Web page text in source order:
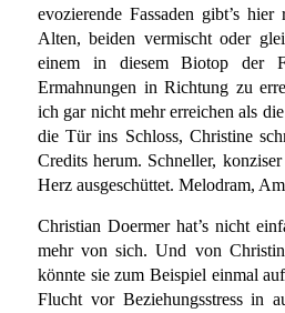
evozierende Fassaden gibt’s
Alten, beiden vermischt oder
einem in diesem Biotop der
Ermahnungen in Richtung zu
ich gar nicht mehr erreichen als
die Tür ins Schloss, Christine
Credits herum. Schneller,
Herz ausgeschüttet. Melodram,
Christian Doermer hat’s nicht
mehr von sich. Und von
könnte sie zum Beispiel einmal
Flucht vor Beziehungsstress in